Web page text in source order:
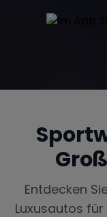
Entdecken
Luxusautos